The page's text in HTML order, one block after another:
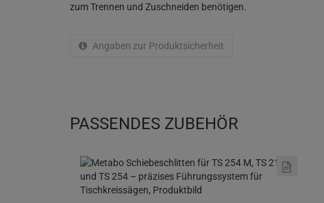
zum Trennen und Zuschneiden benötigen.
Angaben zur Produktsicherheit
PASSENDES ZUBEHÖR